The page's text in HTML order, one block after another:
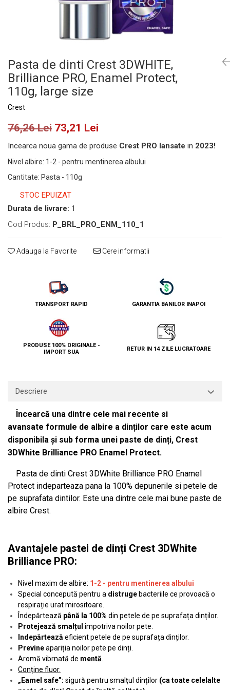
Pasta de dinti Crest 3DWHITE,
Brilliance PRO, Enamel Protect,
110g, large size
Crest
76,26 Lei 73,21 Lei
Incearca noua gama de produse Crest PRO lansate in 2023!
Nivel albire: 1-2 - pentru mentinerea albului
Cantitate: Pasta - 110g
STOC EPUIZAT
Durata de livrare: 1
Cod Produs: P_BRL_PRO_ENM_110_1
Adauga la Favorite Cere informatii
TRANSPORT RAPID GARANTIA BANILOR INAPOI
PRODUSE 100% ORIGINALE -
IMPORT SUA
RETUR IN 14 ZILE LUCRATOARE
Descriere
Încearcă una dintre cele mai recente si
avansate formule de albire a dinților care este acum
disponibila și sub forma unei paste de dinți, Crest
3DWhite Brilliance PRO Enamel Protect.
Pasta de dinti Crest 3DWhite Brilliance PRO Enamel
Protect indeparteaza pana la 100% depunerile si petele de
pe suprafata dintilor. Este una dintre cele mai bune paste de
albire Crest.
Avantajele pastei de dinți Crest 3DWhite
Brilliance PRO:
Nivel maxim de albire: 1-2 - pentru mentinerea albului
Special concepută pentru a distruge bacteriile ce provoacă o
respirație urat mirositoare.
Îndepărtează până la 100% din petele de pe suprafața dinților.
Protejează smalțul împotriva noilor pete.
Indepărtează eficient petele de pe suprafața dinților.
Previneapariția noilor pete pe dinți.
Aromă vibrnată de mentă
Conține fluor.
„Eamel safe”: sigură pentru smalțul dinților (ca toate celelalte